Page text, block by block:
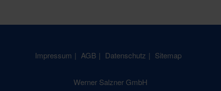
Impressum AGB Datenschutz Sitemap
Werner Salzner GmbH